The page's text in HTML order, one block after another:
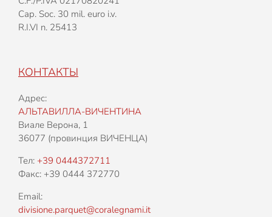
Cap. Soc. 30 mil. euro i.v.
R.I.VI n. 25413
КОНТАКТЫ
Адрес:
АЛЬТАВИЛЛА-ВИЧЕНТИНА
Виале Верона, 1
36077 (провинция ВИЧЕНЦА)
Тел: +39 0444372711
Факс: +39 0444 372770
Email:
divisione.parquet@coralegnami.it